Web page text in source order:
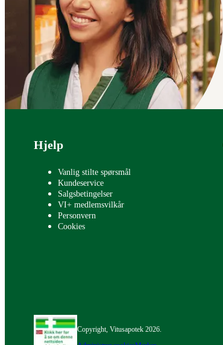
Bunntekst
Hjelp
Vanlig stilte spørsmål
Kundeservice
Salgsbetingelser
VI+ medlemsvilkår
Personvern
Cookies
Copyright, Vitusapotek 2026.